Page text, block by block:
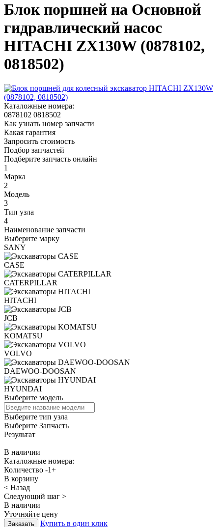
Блок поршней на Основной
гидравлический насос
HITACHI ZX130W (0878102,
0818502)
Каталожные номера:
0878102 0818502
Как узнать номер запчасти
Какая гарантия
Запросить стоимость
Подбор запчастей
Подберите запчасть онлайн
1
Марка
2
Модель
3
Тип узла
4
Наименование запчасти
Выберите марку
SANY
CASE
CATERPILLAR
HITACHI
JCB
KOMATSU
VOLVO
DAEWOO-DOOSAN
HYUNDAI
Выберите модель
Выберите тип узла
Выберите Запчасть
Результат
В наличии
Каталожные номера:
Количество -1+
В корзину
< Назад
Следующий шаг >
В наличии
Уточняйте цену
Купить в один клик